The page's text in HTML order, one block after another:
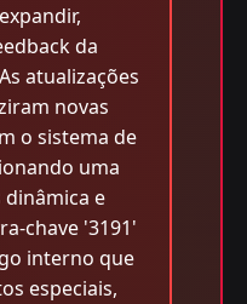
da
atualizações
novas
o sistema de
uma
dinâmica e
chave '3191'
interno que
especiais,